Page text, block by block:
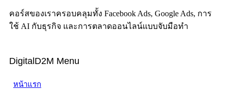
คอร์สของเราครอบคลุมทั้ง Facebook Ads, Google Ads, การ
ใช้ AI กับธุรกิจ และการตลาดออนไลน์แบบจับมือทำ
DigitalD2M Menu
หน้าแรก